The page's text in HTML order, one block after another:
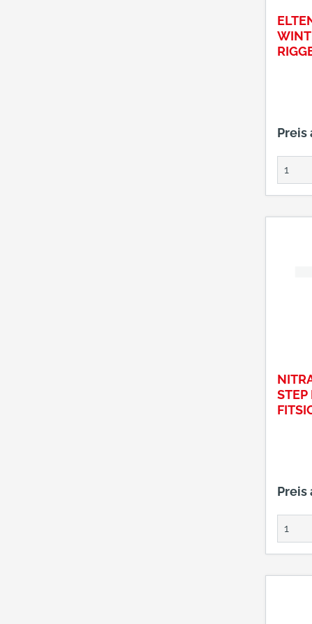
Preis
STEP
Preis